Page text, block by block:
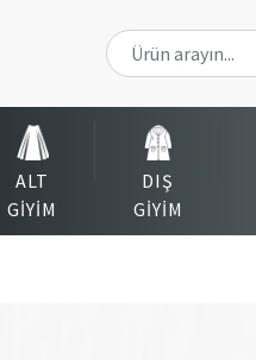
ALT
GIYIM
DIŞ
GIYIM